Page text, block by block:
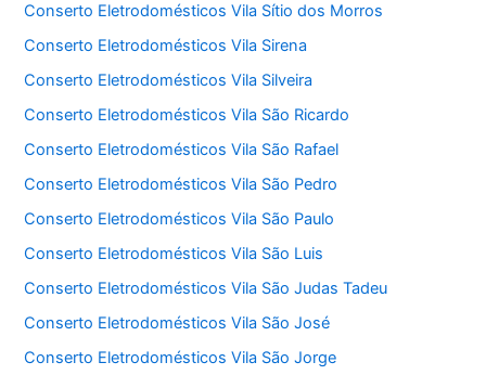
Conserto Eletrodomésticos Vila Sítio dos Morros
Conserto Eletrodomésticos Vila Sirena
Conserto Eletrodomésticos Vila Silveira
Conserto Eletrodomésticos Vila São Ricardo
Conserto Eletrodomésticos Vila São Rafael
Conserto Eletrodomésticos Vila São Pedro
Conserto Eletrodomésticos Vila São Paulo
Conserto Eletrodomésticos Vila São Luis
Conserto Eletrodomésticos Vila São Judas Tadeu
Conserto Eletrodomésticos Vila São José
Conserto Eletrodomésticos Vila São Jorge